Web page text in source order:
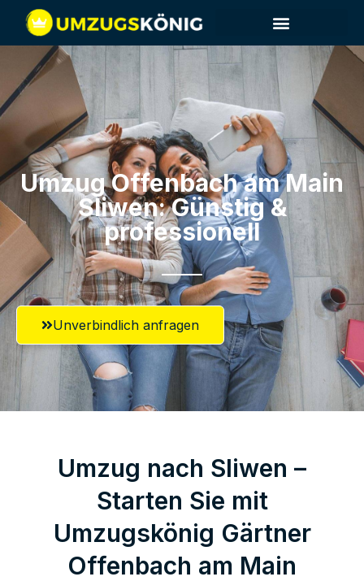
Umzug Offenbach am Main​
Sliwen: Günstig &
professionell​
Unverbindlich anfragen
Umzug nach Sliwen –
Starten Sie mit
Umzugskönig Gärtner
Offenbach am Main